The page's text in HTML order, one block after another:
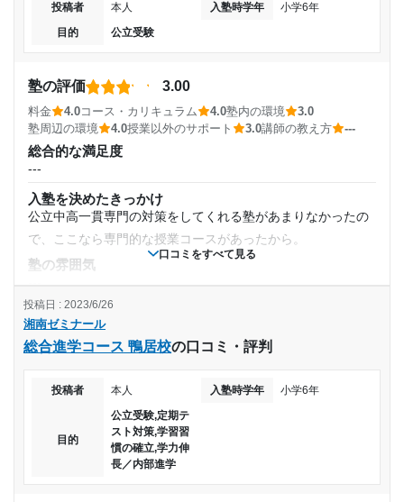
トで高得点を取り上に振り分けられたが、目標としてい
る高校の難易度が周囲と合わずやりずらかった。
---
※料金は口コミされた方が支払った金額の目安です。実際の料金とは異なる可
能性がございますので、詳しくは塾にお問い合わせください。
受講コース
夏期講習,冬期講習
通塾頻度
---
1日あたりの授業時間
---
30,000円〜50,000円
目的の達成理由
実力にあったクラスで授業を受けることができたのも良かっ
---
塾内の環境
教室はすごく広い訳ではなかったが、きれいに整備されてい
て集中できる環境だった。ただ、教室によっては隣の教室で
授業をしているのが声の大きい先生だと漏れ聞こえてくるこ
とがあった。
塾周辺の環境
駅近だったため通いやすく、教室も新しい教室で非常にきれ
いだったため。また、塾内は静かめで集中しやすい環境だっ
授業以外のサポート
(相談・面談、家庭学習のサポート、授業以外のコミュニケーション等)
面談などで相談にのってもらえるところはよかった。教室が
小さかったため自習スペースをつくってもらいにかかったの
通塾期間
口コミをすべて見る
投稿者 本人 入塾時学年
小学6年
目的
公立受験
塾の評価 3.00
料金 4.0コース・カリキュラム 4.0塾内の環境
3.0
塾周辺の環境
4.0授業以外のサポート 3.0講師の教え方 ---
総合的な満足度
---
入塾を決めたきっかけ
公立中高一貫専門の対策をしてくれる塾があまりなかったの
で、ここなら専門的な授業コースがあったから。
塾の雰囲気
料金
キャンペーンなどで安く入塾できた。友達が多く通ってい
て、紹介制度も利用できた。
専門的なコースで、テストも公立中高一貫校受験に対応した
講師の教え方
湘南ゼミナール
総合進学コース 鴨居校の口コミ・評判
投稿日 : 2023/6/26
投稿者 本人 入塾時学年 小学6年
目的
公立受験,定期テ
スト対策,学習習
慣の確立,学力伸
長／内部進学